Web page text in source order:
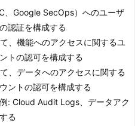
、Google SecOps）へのユーザ
認証を構成する
、機能へのアクセスに関するユ
トの認可を構成する
、データへのアクセスに関する
ントの認可を構成する
: Cloud Audit Logs、データアク
る